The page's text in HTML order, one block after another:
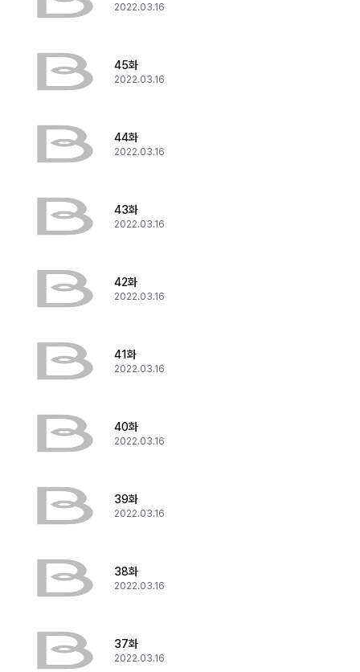
2022.03.16
45화
2022.03.16
44화
2022.03.16
43화
2022.03.16
42화
2022.03.16
41화
2022.03.16
40화
2022.03.16
39화
2022.03.16
38화
2022.03.16
37화
2022.03.16